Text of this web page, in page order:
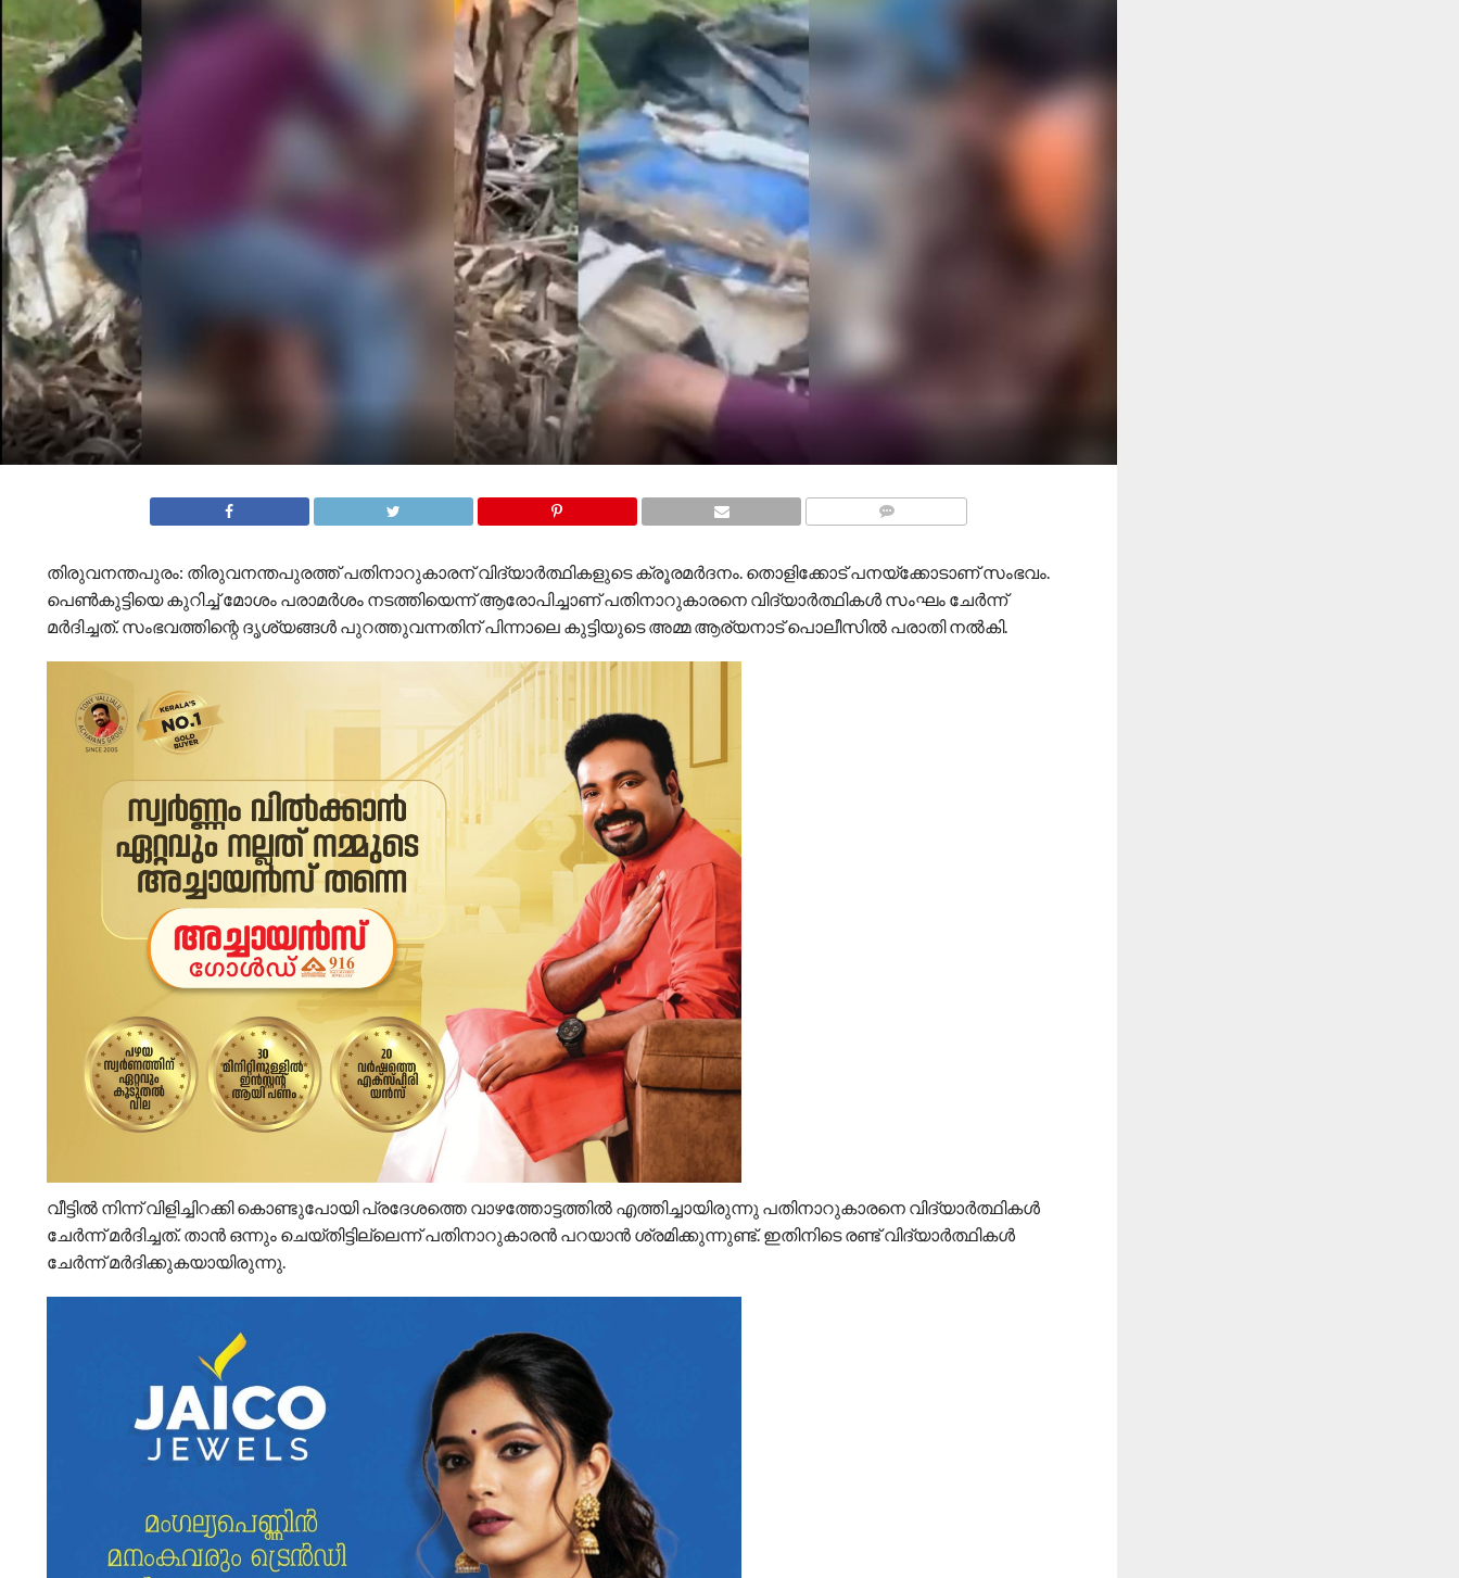
തിരുവനന്തപുരം: തിരുവനന്തപുരത്ത് പതിനാറുകാരന് വിദ്യാർത്ഥികളുടെ ക്രൂരമർദനം. തൊളിക്കോട് പനയ്‌ക്കോടാണ് സംഭവം.
പെണ്‍കുട്ടിയെ കുറിച്ച് മോശം പരാമര്‍ശം നടത്തിയെന്ന് ആരോപിച്ചാണ് പതിനാറുകാരനെ വിദ്യാർത്ഥികൾ സംഘം ചേർന്ന്
മർദിച്ചത്. സംഭവത്തിന്റെ ദൃശ്യങ്ങള്‍ പുറത്തുവന്നതിന് പിന്നാലെ കുട്ടിയുടെ അമ്മ ആര്യനാട് പൊലീസിൽ പരാതി നൽകി.
വീട്ടിൽ നിന്ന് വിളിച്ചിറക്കി കൊണ്ടുപോയി പ്രദേശത്തെ വാഴത്തോട്ടത്തിൽ എത്തിച്ചായിരുന്നു പതിനാറുകാരനെ വിദ്യാർത്ഥികൾ
ചേർന്ന് മർദിച്ചത്. താൻ ഒന്നും ചെയ്തിട്ടില്ലെന്ന് പതിനാറുകാരൻ പറയാൻ ശ്രമിക്കുന്നുണ്ട്. ഇതിനിടെ രണ്ട് വിദ്യാർത്ഥികൾ
ചേർന്ന് മർദിക്കുകയായിരുന്നു.